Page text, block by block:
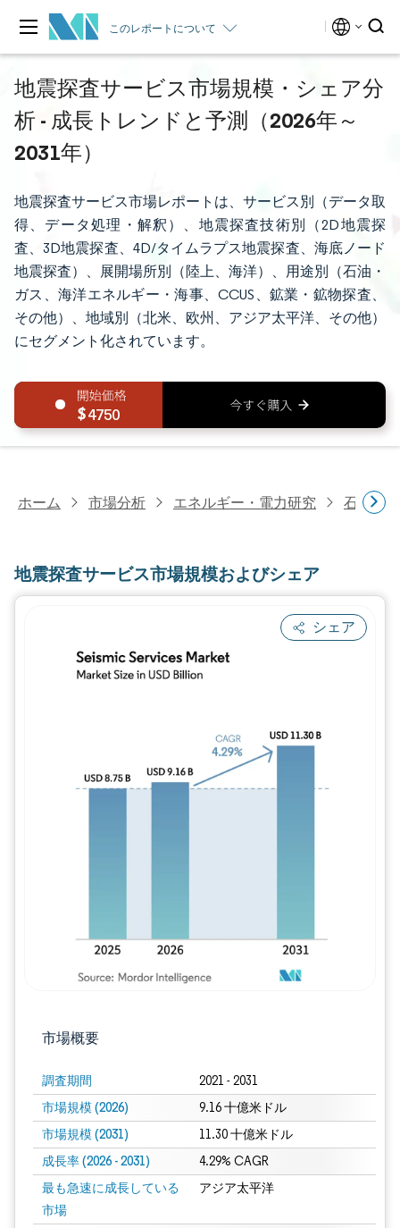
このレポートについて
地震探査サービス市場規模・シェア分
析 - 成長トレンドと予測（2026年～
2031年）
地震探査サービス市場レポートは、サービス別（データ取
得、データ処理・解釈）、地震探査技術別（2D地震探
査、3D地震探査、4D/タイムラプス地震探査、海底ノード
地震探査）、展開場所別（陸上、海洋）、用途別（石油・
ガス、海洋エネルギー・海事、CCUS、鉱業・鉱物探査、
その他）、地域別（北米、欧州、アジア太平洋、その他）
にセグメント化されています。
4750
ホーム 市場分析 エネルギー・電力研究 石油・
地震探査サービス市場規模およびシェア
シェア
市場概要
調査期間 2021 - 2031
市場規模 (2026) 9.16 十億米ドル
市場規模 (2031) 11.30 十億米ドル
成長率 (2026 - 2031) 4.29% CAGR
最も急速に成長している
市場
アジア太平洋